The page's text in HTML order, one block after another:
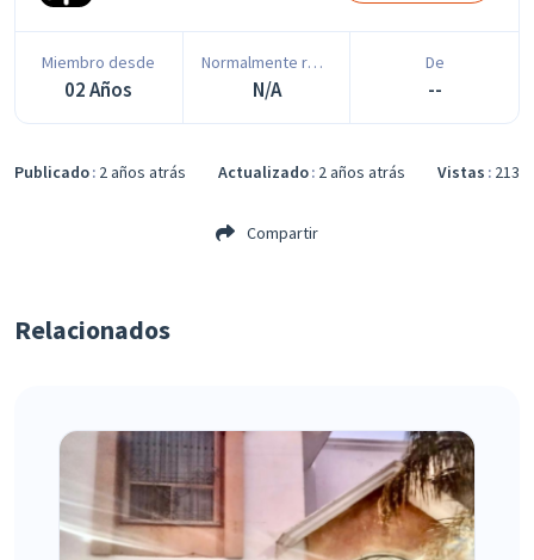
Miembro desde
02 Años
Normalmente responde en
N/A
De
--
Publicado 2 años atrás Actualizado 2 años atrás Vistas 213
Compartir
Relacionados